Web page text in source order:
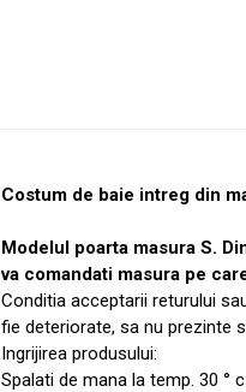
Costum de baie intreg din
Modelul poarta masura S.
va comandati masura pe
Conditia acceptarii returului
fie deteriorate, sa nu prezinte
Ingrijirea produsului:
Spalati de mana la temp. 30 ° c